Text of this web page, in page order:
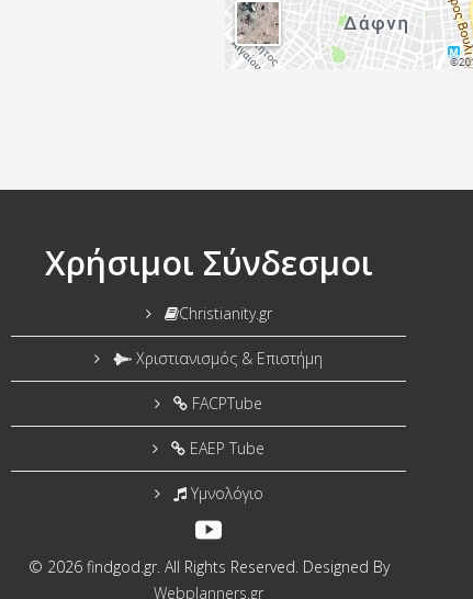
Χρήσιμοι Σύνδεσμοι
Christianity.gr
Χριστιανισμός & Επιστήμη
FACPTube
EAEP Tube
Υμνολόγιο
© 2026 findgod.gr. All Rights Reserved. Designed By
Webplanners.gr